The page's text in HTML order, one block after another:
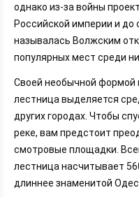
однако из-за войны
Российской империи и до
называлась Волжским
популярных мест среди
Своей необычной формой
лестница выделяется
других городах. Чтобы
реке, вам предстоит
смотровые площадки.
лестница насчитывает
длиннее знаменитой